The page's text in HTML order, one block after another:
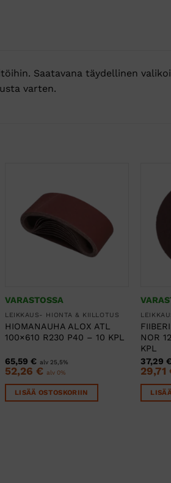
Saatavana täydellinen
varten.
VARASTOSSA
LEIKKAUS- HIONTA & KIILLOTUS
HIOMANAUHA ALOX ATL
100×610 R230 P40 – 10 KPL
65,59€ alv 25,5%
52,26€ alv 0%
LISÄÄ OSTOSKORIIN
NOR
KPL
37,29
29,71